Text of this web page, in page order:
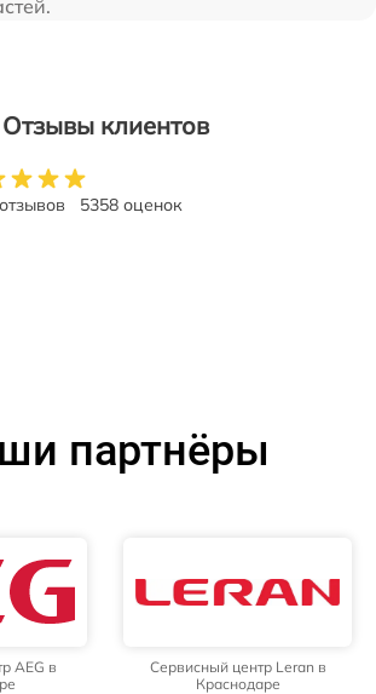
Отзывы клиентов
5358 оценок
партнёры
AEG в
Сервисный центр Leran в
Краснодаре